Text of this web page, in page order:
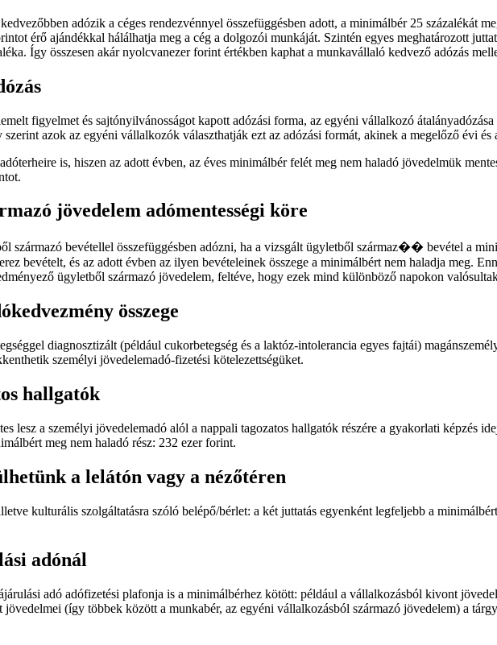
adózik a céges rendezvénnyel összefüggésben adott, a minimálbér 25 százalékát
érő ajándékkal hálálhatja meg a cég a dolgozói munkáját. Szintén egyes meghatározott
Így összesen akár nyolcvanezer forint értékben kaphat a munkavállaló kedvező adózás
figyelmet és sajtónyilvánosságot kapott adózási forma, az egyéni vállalkozó
azok az egyéni vállalkozók választhatják ezt az adózási formát, akinek a megelőző évi
is, hiszen az adott évben, az éves minimálbér felét meg nem haladó jövedelmük
jövedelem adómentességi köre
származó bevétellel összefüggésben adózni, ha a vizsgált ügyletből származ�� bevétel a
bevételt, és az adott évben az ilyen bevételeinek összege a minimálbért nem haladja meg.
ügyletből származó jövedelem, feltéve, hogy ezek mind különböző napokon
összege
diagnosztizált (például cukorbetegség és a laktóz-intolerancia egyes fajtái)
személyi jövedelemadó-fizetési kötelezettségüket.
hallgatók
lesz a személyi jövedelemadó alól a nappali tagozatos hallgatók részére a gyakorlati képzés
meg nem haladó rész: 232 ezer forint.
a lelátón vagy a nézőtéren
kulturális szolgáltatásra szóló belépő/bérlet: a két juttatás egyenként legfeljebb a
adónál
adó adófizetési plafonja is a minimálbérhez kötött: például a vállalkozásból kivont
(így többek között a munkabér, az egyéni vállalkozásból származó jövedelem) a